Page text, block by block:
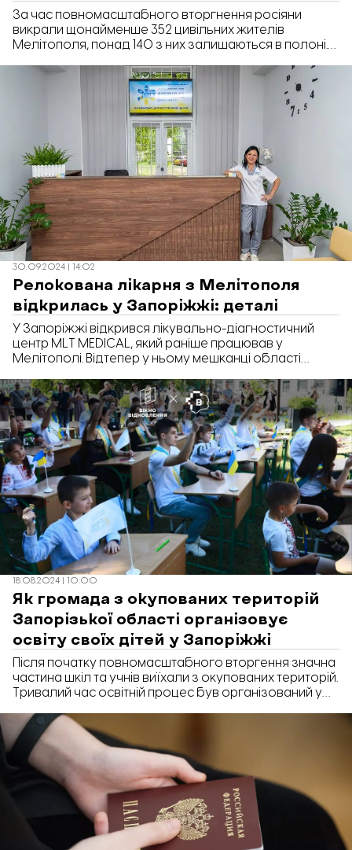
За час повномасштабного вторгнення росіяни
викрали щонайменше 352 цивільних жителів
Мелітополя, понад 140 з них залишаються в полоні.
«Викрадені мелітопольці» Наталія Прийма під час
заходу на підтримку полонених в Запорізькому
центрі солідарності журналістів, передає
«Відбудова. Запоріжжя».
30.09.2024 | 14:02
Релокована лікарня з Мелітополя
відкрилась у Запоріжжі: деталі
У Запоріжжі відкрився лікувально-діагностичний
центр MLT MEDICAL, який раніше працював у
Мелітополі. Відтепер у ньому мешканці області
18.08.2024 | 10:00
Як громада з окупованих територій
Запорізької області організовує
освіту своїх дітей у Запоріжжі
Після початку повномасштабного вторгення значна
частина шкіл та учнів виїхали з окупованих територій.
Тривалий час освітній процес був організований у
навчального року така можливість буде доступна
тільки невеликій кількості дітей. Тож громади
намагаються організувати змішані формати
навчання у приймаючій
громаді. Відбудова.Запоріжжя дізналась, як
громади Мелітопольщіни шукають можливості
організувати свої школи в евакуації, які труднощі
мають та що планують втілити у новому
навчальному році.